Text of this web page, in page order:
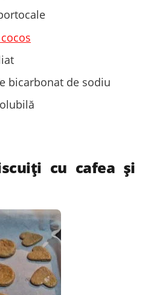
bicarbonat de sodiu
cu cafea și